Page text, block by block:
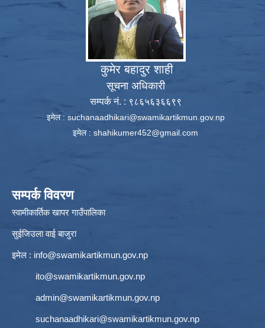
कुमेर बहादुर शाही
सूचना अधिकारी
सम्पर्क नं. : ९८६५६३६६९९
इमेल : suchanaadhikari@swamikartikmun.gov.np
इमेल : shahikumer452@gmail.com
सम्पर्क विवरण
स्वामीकार्तिक खापर गाउँपालिका
सुईजिउला वाई बाजुरा
इमेल : info@swamikartikmun.gov.np
ito@swamikartikmun.gov.np
admin@swamikartikmun.gov.np
suchanaadhikari@swamikartikmun.gov.np